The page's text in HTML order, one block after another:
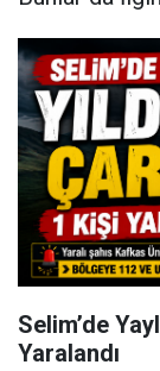
Selim’de
Yaralandı